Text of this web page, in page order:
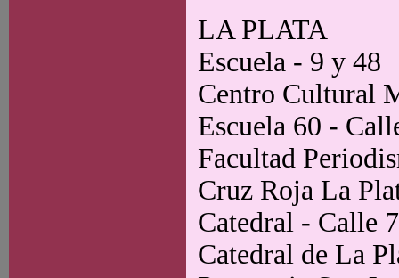
LA PLATA
Escuela - 9 y 48
Centro Cultural
Escuela 60 -
Facultad
Cruz Roja La
Catedral - Calle
Catedral de La